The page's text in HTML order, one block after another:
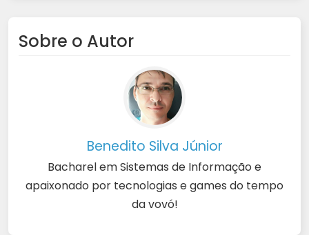
Sobre o Autor
Benedito Silva Júnior
Bacharel em Sistemas de Informação e
apaixonado por tecnologias e games do tempo
da vovó!